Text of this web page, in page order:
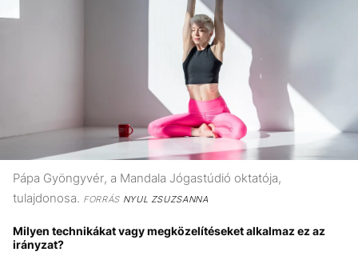
Pápa Gyöngyvér, a Mandala Jógastúdió oktatója,
tulajdonosa. FORRÁSNYUL ZSUZSANNA
Milyen technikákat vagy megközelítéseket alkalmaz ez az
irányzat?